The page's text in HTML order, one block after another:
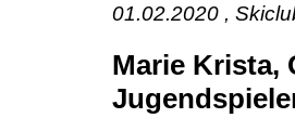
01.02.2020 ,
Marie Krista,